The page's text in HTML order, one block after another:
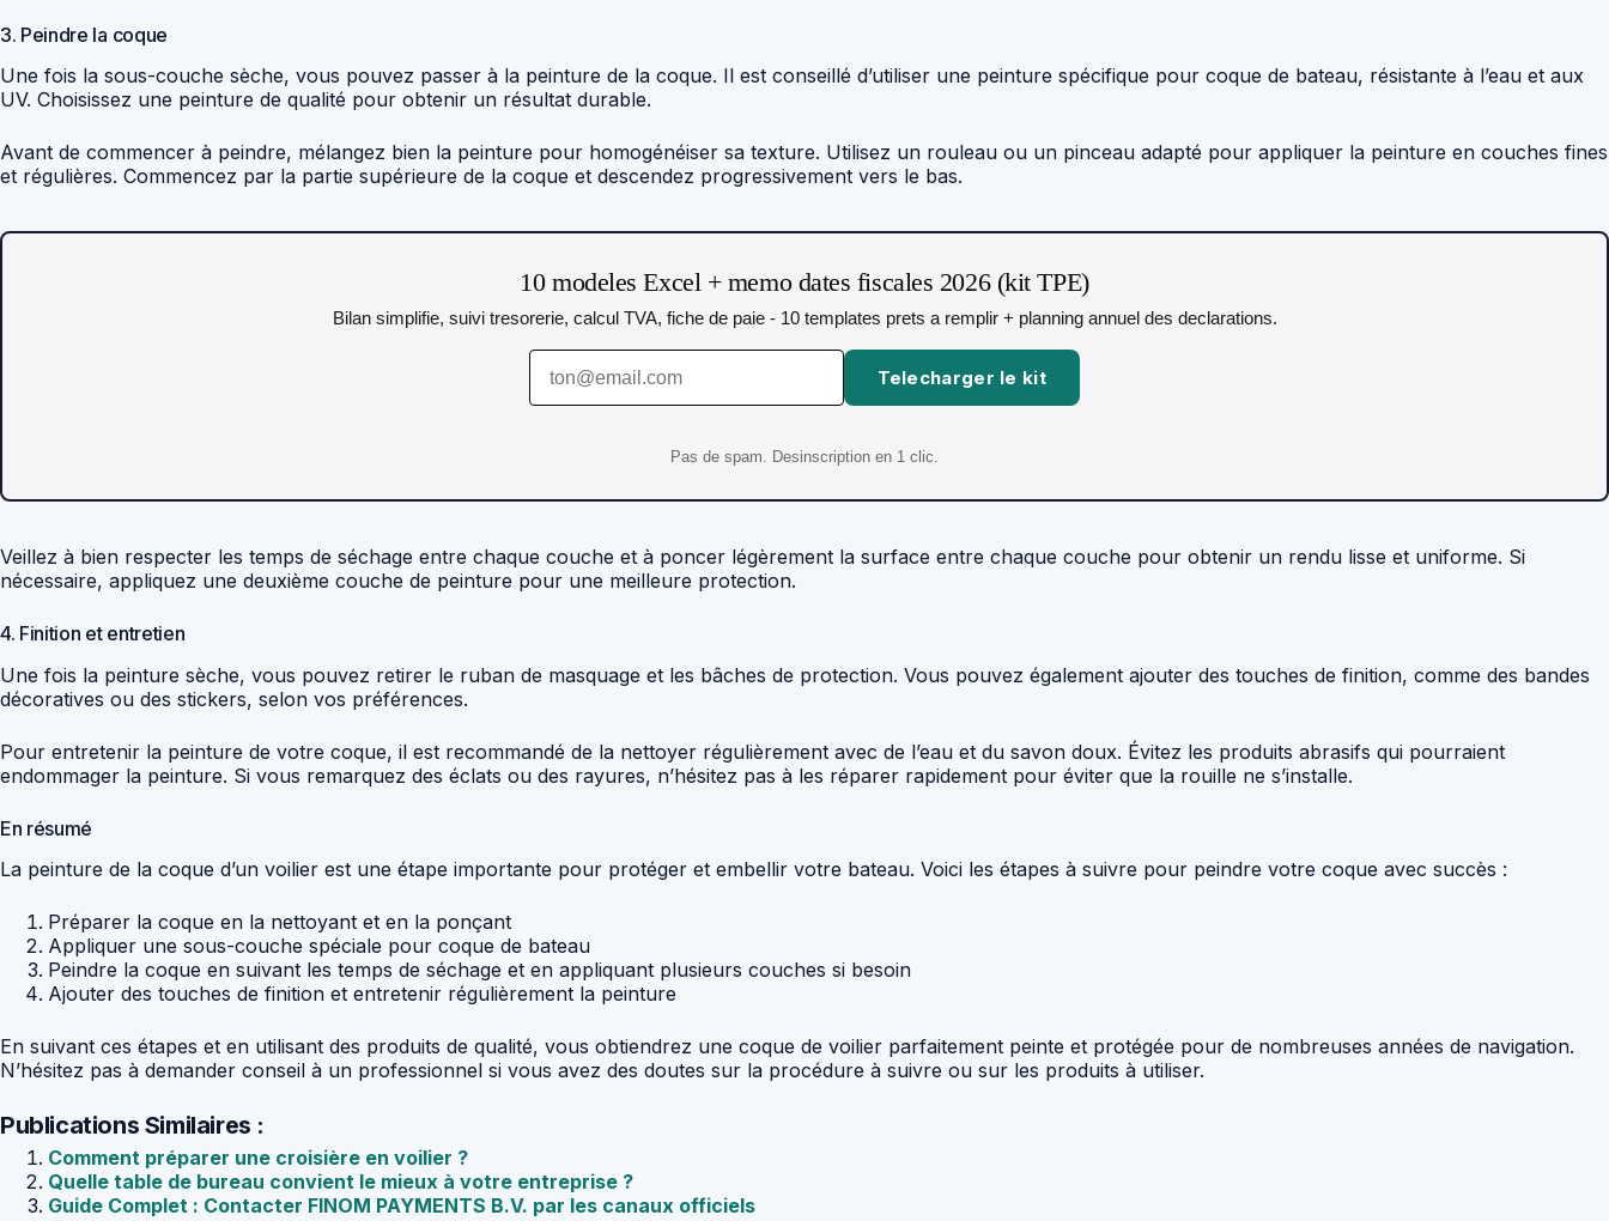
3. Peindre la coque
Une fois la sous-couche sèche, vous pouvez passer à la peinture de la coque. Il est conseillé d’utiliser une peinture spécifique pour coque de bateau, résistante à l’eau et aux
UV. Choisissez une peinture de qualité pour obtenir un résultat durable.
Avant de commencer à peindre, mélangez bien la peinture pour homogénéiser sa texture. Utilisez un rouleau ou un pinceau adapté pour appliquer la peinture en couches fines
et régulières. Commencez par la partie supérieure de la coque et descendez progressivement vers le bas.
10 modeles Excel + memo dates fiscales 2026 (kit TPE)
Bilan simplifie, suivi tresorerie, calcul TVA, fiche de paie - 10 templates prets a remplir + planning annuel des declarations.
Telecharger le kit
Pas de spam. Desinscription en 1 clic.
Veillez à bien respecter les temps de séchage entre chaque couche et à poncer légèrement la surface entre chaque couche pour obtenir un rendu lisse et uniforme. Si
nécessaire, appliquez une deuxième couche de peinture pour une meilleure protection.
4. Finition et entretien
Une fois la peinture sèche, vous pouvez retirer le ruban de masquage et les bâches de protection. Vous pouvez également ajouter des touches de finition, comme des bandes
décoratives ou des stickers, selon vos préférences.
Pour entretenir la peinture de votre coque, il est recommandé de la nettoyer régulièrement avec de l’eau et du savon doux. Évitez les produits abrasifs qui pourraient
endommager la peinture. Si vous remarquez des éclats ou des rayures, n’hésitez pas à les réparer rapidement pour éviter que la rouille ne s’installe.
En résumé
La peinture de la coque d’un voilier est une étape importante pour protéger et embellir votre bateau. Voici les étapes à suivre pour peindre votre coque avec succès :
Préparer la coque en la nettoyant et en la ponçant
Appliquer une sous-couche spéciale pour coque de bateau
Peindre la coque en suivant les temps de séchage et en appliquant plusieurs couches si besoin
Ajouter des touches de finition et entretenir régulièrement la peinture
En suivant ces étapes et en utilisant des produits de qualité, vous obtiendrez une coque de voilier parfaitement peinte et protégée pour de nombreuses années de navigation.
N’hésitez pas à demander conseil à un professionnel si vous avez des doutes sur la procédure à suivre ou sur les produits à utiliser.
Publications Similaires :
Comment préparer une croisière en voilier ?
Quelle table de bureau convient le mieux à votre entreprise ?
Guide Complet : Contacter FINOM PAYMENTS B.V. par les canaux officiels